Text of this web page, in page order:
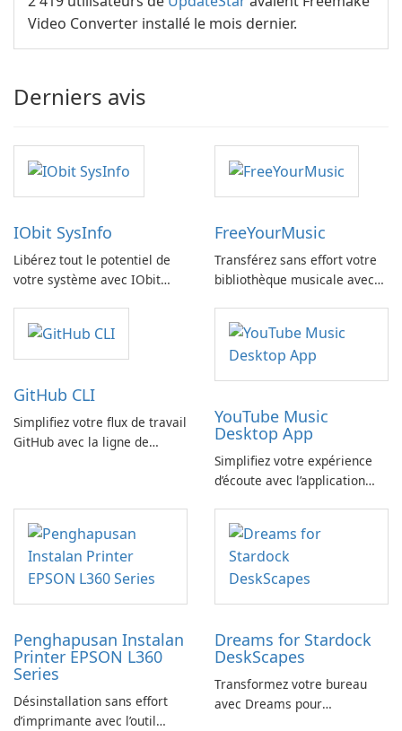
Video Converter installé le mois dernier.
Derniers avis
IObit SysInfo
Libérez tout le potentiel de
votre système avec IObit
FreeYourMusic
Transférez sans effort votre
bibliothèque musicale avec
GitHub CLI
Simplifiez votre flux de travail
GitHub avec la ligne de
YouTube Music
Desktop App
Simplifiez votre expérience
d’écoute avec l’application
Penghapusan Instalan
Printer EPSON L360
Series
Désinstallation sans effort
d’imprimante avec l’outil
Dreams for Stardock
DeskScapes
Transformez votre bureau
avec Dreams pour